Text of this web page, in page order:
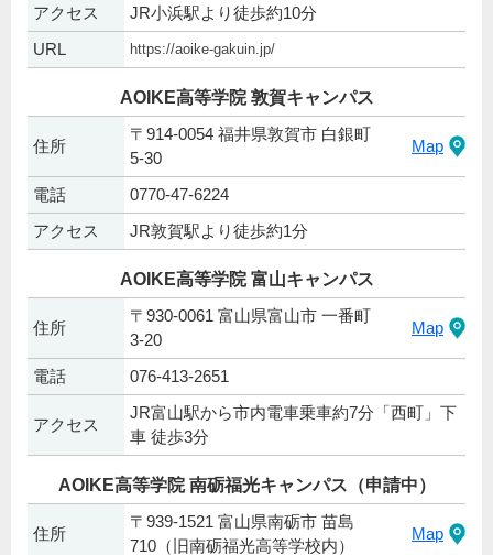
アクセス
JR小浜駅より徒歩約10分
URL
https://aoike-gakuin.jp/
AOIKE高等学院 敦賀キャンパス
住所
〒914-0054 福井県敦賀市 白銀町
5-30
Map
電話
0770-47-6224
アクセス
JR敦賀駅より徒歩約1分
AOIKE高等学院 富山キャンパス
住所
〒930-0061 富山県富山市 一番町
3-20
Map
電話 076-413-2651
アクセス
JR富山駅から市内電車乗車約7分「西町」下
車 徒歩3分
AOIKE高等学院 南砺福光キャンパス（申請中）
住所
〒939-1521 富山県南砺市 苗島
710（旧南砺福光高等学校内）
Map